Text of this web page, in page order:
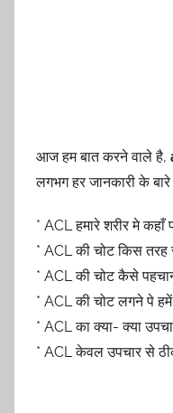
आज हम बात करने वाले है,
लगभग हर जानकारी के बारे
* ACL हमारे शरीर मे कहाँ
* ACL की चोट किस
* ACL की चोट कैसे
* ACL की चोट लगने पे
* ACL का क्या- क्या
* ACL केवल उपचार से ठीक